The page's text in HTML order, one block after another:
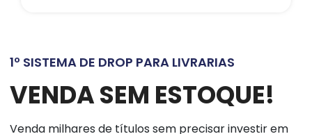
1º SISTEMA DE DROP PARA LIVRARIAS
VENDA SEM ESTOQUE!
Venda milhares de títulos sem precisar investir em